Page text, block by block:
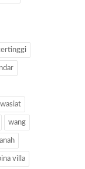
wasiat
wang
villa